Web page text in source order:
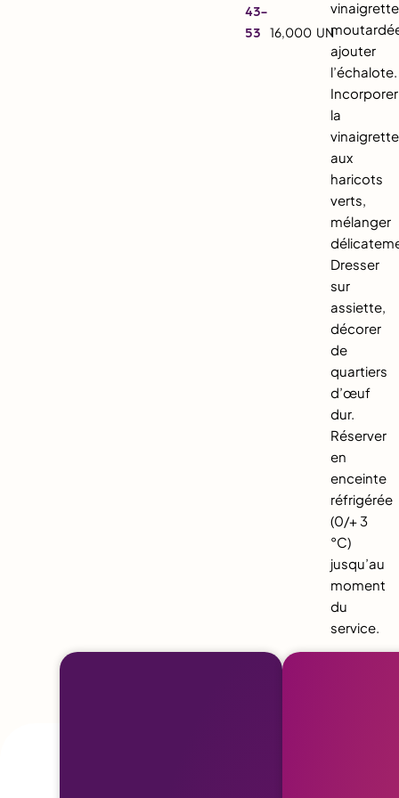
43-
53
16,000 UN
vinaigrette
ajouter
l’échalote.
Incorporer
la
vinaigrette
aux
haricots
verts,
mélanger
Dresser
sur
assiette,
décorer
de
quartiers
d’œuf
dur.
Réserver
en
enceinte
réfrigérée
(0/+ 3
°C)
jusqu’au
moment
du
service.